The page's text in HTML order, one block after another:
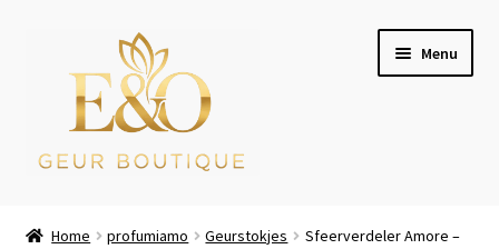
navigatie
inhoud
Menu
Home profumiamo Geurstokjes
Sfeerverdeler Amore –